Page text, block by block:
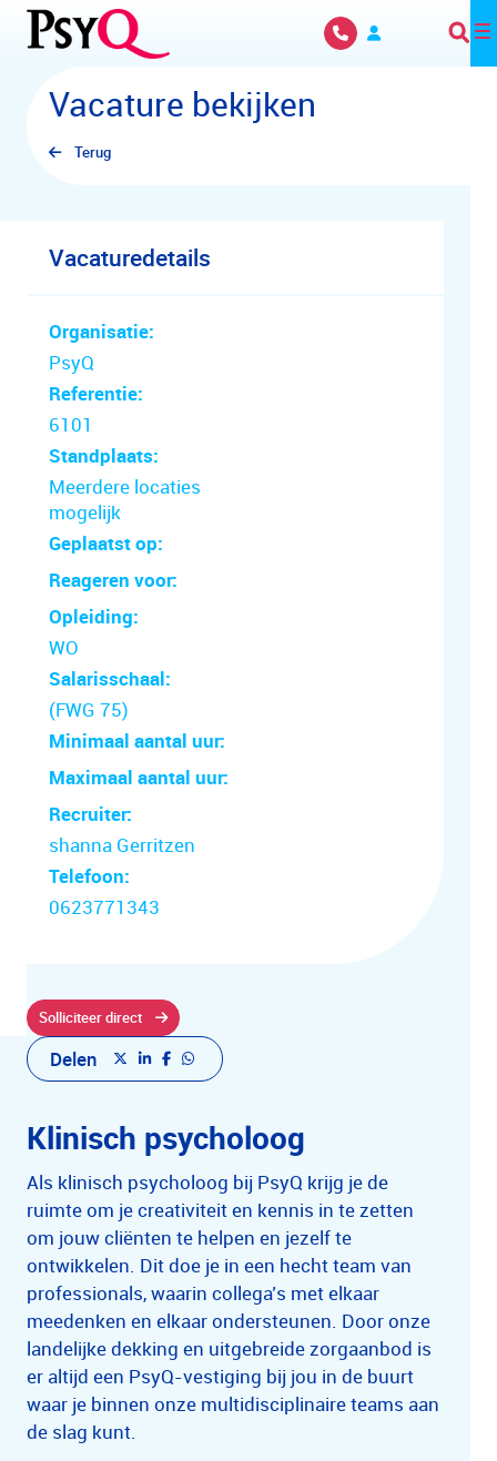
Overslaan en naar hoofdinhoud gaan
Vacature bekijken
Terug
Vacaturedetails
Organisatie:
PsyQ
Referentie:
6101
Standplaats:
Meerdere locaties
mogelijk
Geplaatst op:
Reageren voor:
Opleiding:
WO
Salarisschaal:
(FWG 75)
Minimaal aantal uur:
Maximaal aantal uur:
Recruiter:
shanna Gerritzen
Telefoon:
0623771343
Solliciteer direct
Delen
Klinisch psycholoog
Als klinisch psycholoog bij PsyQ krijg je de
ruimte om je creativiteit en kennis in te zetten
om jouw cliënten te helpen en jezelf te
ontwikkelen. Dit doe je in een hecht team van
professionals, waarin collega’s met elkaar
meedenken en elkaar ondersteunen. Door onze
landelijke dekking en uitgebreide zorgaanbod is
er altijd een PsyQ-vestiging bij jou in de buurt
waar je binnen onze multidisciplinaire teams aan
de slag kunt.